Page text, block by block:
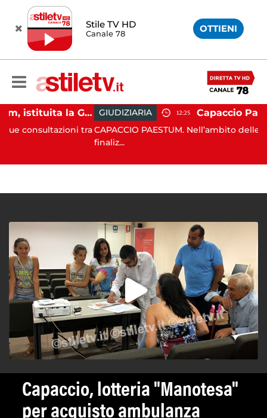
Stile TV HD
Canale 78 OTTIENI
Capaccio Paestum, istituita la Guardia Medica Turistica presso il Psaut di Piazza Santini
tra
GIUDIZIARIA 12:25
CAPACCIO PAESTUM. Nell’ambito delle costanti
Capaccio, lotteria "Manotesa"
per acquisto ambulanza